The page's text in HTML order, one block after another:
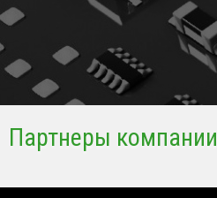
Партнеры компании